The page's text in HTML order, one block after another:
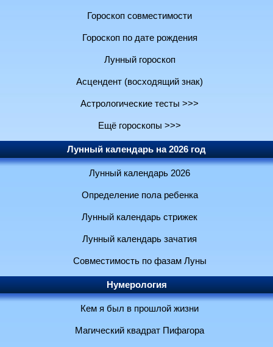
Гороскоп совместимости
Гороскоп по дате рождения
Лунный гороскоп
Асцендент (восходящий знак)
Астрологические тесты >>>
Ещё гороскопы >>>
Лунный календарь на 2026 год
Лунный календарь 2026
Определение пола ребенка
Лунный календарь стрижек
Лунный календарь зачатия
Совместимость по фазам Луны
Нумерология
Кем я был в прошлой жизни
Магический квадрат Пифагора